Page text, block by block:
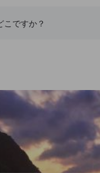
ですか？